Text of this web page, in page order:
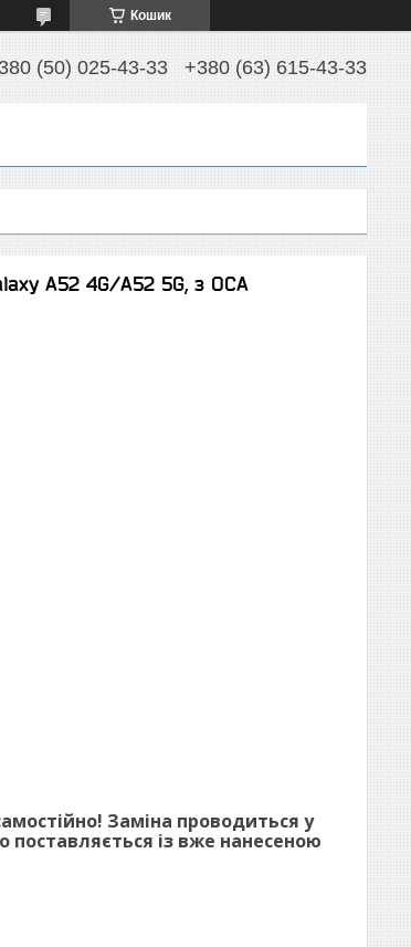
Кошик
(50) 025-43-33 +380 (63) 615-43-33
A52 4G/A52 5G, з OCA
Заміна проводиться у
поставляється із вже нанесеною